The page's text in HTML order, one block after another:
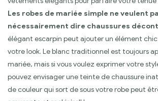
Les robes de mariée simple ne veulent
nécessairement dire chaussures
élégant escarpin peut ajouter un élément
votre look. Le blanc traditionnel est toujours
mariée, mais si vous voulez exprimer votre
pouvez envisager une teinte de chaussure
de couleur qui sort de sous votre robe peut